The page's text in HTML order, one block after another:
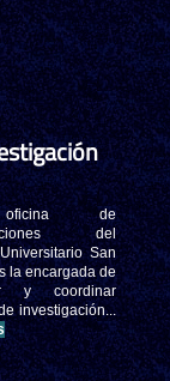
de
del
San
la encargada de
y coordinar
investigación...